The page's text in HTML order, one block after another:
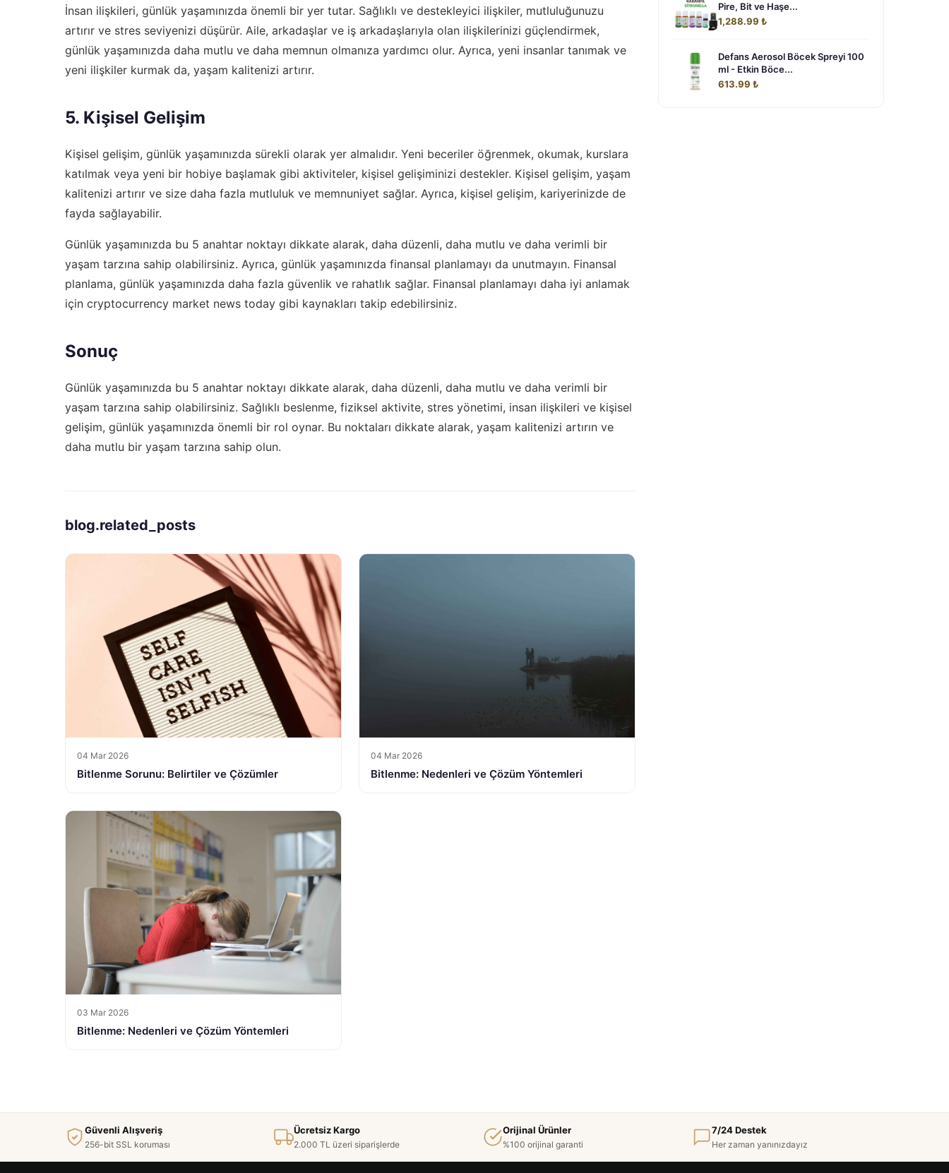
İnsan ilişkileri, günlük yaşamınızda önemli bir yer tutar. Sağlıklı ve destekleyici ilişkiler, mutluluğunuzu
artırır ve stres seviyenizi düşürür. Aile, arkadaşlar ve iş arkadaşlarıyla olan ilişkilerinizi güçlendirmek,
günlük yaşamınızda daha mutlu ve daha memnun olmanıza yardımcı olur. Ayrıca, yeni insanlar tanımak ve
yeni ilişkiler kurmak da, yaşam kalitenizi artırır.
5. Kişisel Gelişim
Kişisel gelişim, günlük yaşamınızda sürekli olarak yer almalıdır. Yeni beceriler öğrenmek, okumak, kurslara
katılmak veya yeni bir hobiye başlamak gibi aktiviteler, kişisel gelişiminizi destekler. Kişisel gelişim, yaşam
kalitenizi artırır ve size daha fazla mutluluk ve memnuniyet sağlar. Ayrıca, kişisel gelişim, kariyerinizde de
fayda sağlayabilir.
Günlük yaşamınızda bu 5 anahtar noktayı dikkate alarak, daha düzenli, daha mutlu ve daha verimli bir
yaşam tarzına sahip olabilirsiniz. Ayrıca, günlük yaşamınızda finansal planlamayı da unutmayın. Finansal
planlama, günlük yaşamınızda daha fazla güvenlik ve rahatlık sağlar. Finansal planlamayı daha iyi anlamak
için cryptocurrency market news today gibi kaynakları takip edebilirsiniz.
Sonuç
Günlük yaşamınızda bu 5 anahtar noktayı dikkate alarak, daha düzenli, daha mutlu ve daha verimli bir
yaşam tarzına sahip olabilirsiniz. Sağlıklı beslenme, fiziksel aktivite, stres yönetimi, insan ilişkileri ve kişisel
gelişim, günlük yaşamınızda önemli bir rol oynar. Bu noktaları dikkate alarak, yaşam kalitenizi artırın ve
daha mutlu bir yaşam tarzına sahip olun.
blog.related_posts
04 Mar 2026
Bitlenme Sorunu: Belirtiler ve Çözümler
04 Mar 2026
Bitlenme: Nedenleri ve Çözüm Yöntemleri
03 Mar 2026
Bitlenme: Nedenleri ve Çözüm Yöntemleri
Pire, Bit ve Haşe...
1,288.99 ₺
Defans Aerosol Böcek Spreyi 100
ml - Etkin Böce...
613.99 ₺
Güvenli Alışveriş
256-bit SSL koruması
Ücretsiz Kargo
2.000 TL üzeri siparişlerde
Orijinal Ürünler
%100 orijinal garanti
7/24 Destek
Her zaman yanınızdayız